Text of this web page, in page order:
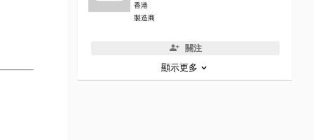
香港
製造商
關注
顯示更多